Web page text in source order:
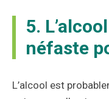
5.
néfaste
L’alcool est